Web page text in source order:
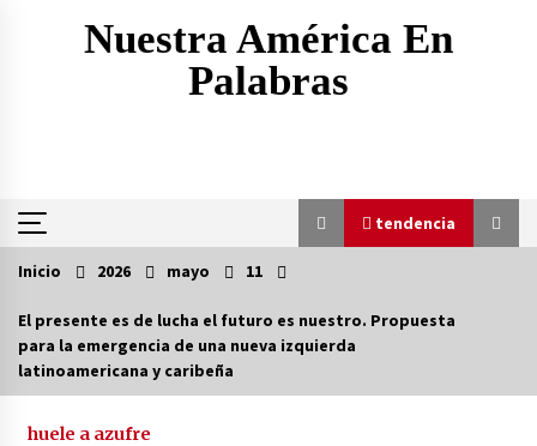
Nuestra América En
Palabras
tendencia
tendencia
EEUU inventa método para minimizar bajas por
represalias de Irán
Inicio 2026 mayo 11
El presente es de lucha el futuro es nuestro. Propuesta
para la emergencia de una nueva izquierda
latinoamericana y caribeña
huele a azufre